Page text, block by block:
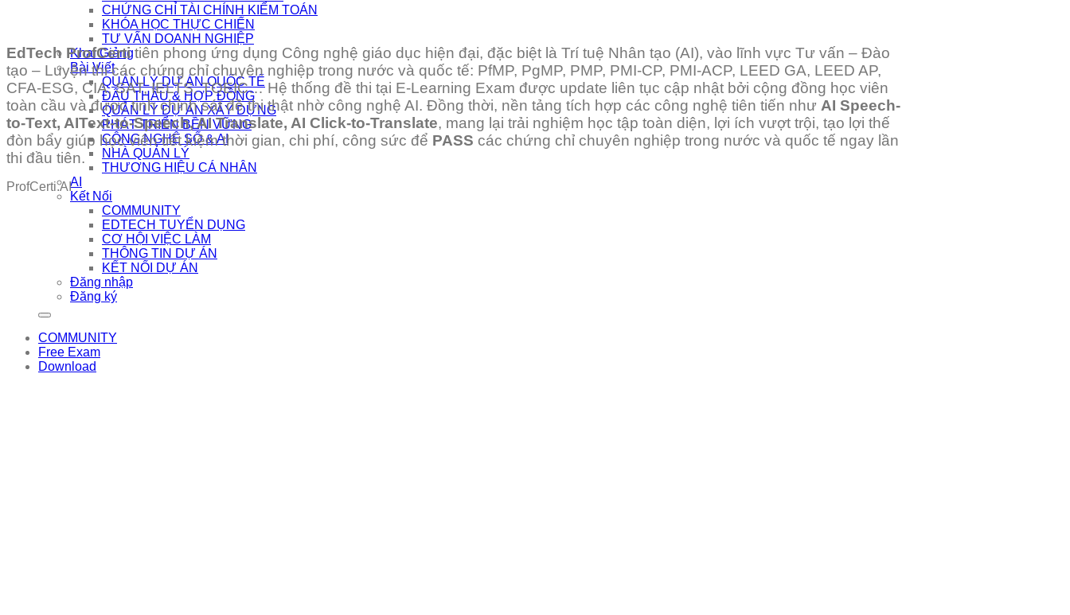
CHỨNG CHỈ TÀI CHÍNH KIỂM TOÁN
KHÓA HỌC THỰC CHIẾN
TƯ VẤN DOANH NGHIỆP
Khai Giảng
Bài Viết
QUẢN LÝ DỰ ÁN QUỐC TẾ
ĐẤU THẦU & HỢP ĐỒNG
QUẢN LÝ DỰ ÁN XÂY DỰNG
PHÁT TRIỂN BỀN VỮNG
CÔNG NGHỆ SỐ & AI
NHÀ QUẢN LÝ
THƯƠNG HIỆU CÁ NHÂN
AI
Kết Nối
COMMUNITY
EDTECH TUYỂN DỤNG
CƠ HỘI VIỆC LÀM
THÔNG TIN DỰ ÁN
KẾT NỐI DỰ ÁN
Đăng nhập
Đăng ký
COMMUNITY
Free Exam
Download
EdTech ProfCertitiên phong ứng dụng Công nghệ giáo dục hiện đại, đặc biệt là Trí tuệ Nhân tạo (AI), vào lĩnh vực Tư vấn – Đào
tạo – Luyện thi các chứng chỉ chuyên nghiệp trong nước và quốc tế: PfMP, PgMP, PMP, PMI-CP, PMI-ACP, LEED GA, LEED AP,
CFA-ESG, CIA, SAT, IELTS, TOEIC… Hệ thống đề thi tại E-Learning Exam được update liên tục cập nhật bởi cộng đồng học viên
toàn cầu và được tinh chỉnh sát đề thi thật nhờ công nghệ AI. Đồng thời, nền tảng tích hợp các công nghệ tiên tiến như AI Speech-
to-Text, AIText-to-Speech, AI Translate, AI Click-to-Translate, mang lại trải nghiệm học tập toàn diện, lợi ích vượt trội, tạo lợi thế
đòn bẩy giúp học viên tiết kiệm thời gian, chi phí, công sức để PASS các chứng chỉ chuyên nghiệp trong nước và quốc tế ngay lần
thi đầu tiên.
ProfCerti.AI